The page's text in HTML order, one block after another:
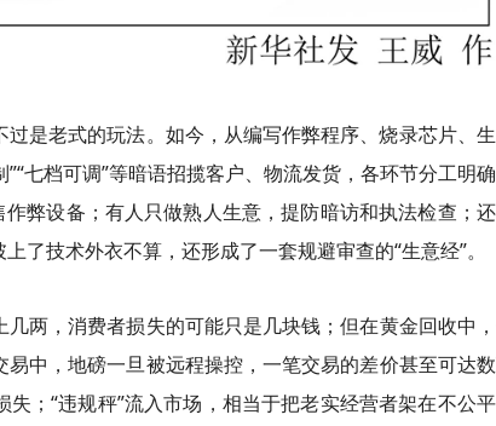
是老式的玩法。如今，从编写作弊程序、烧录芯片、
七档可调”等暗语招揽客户、物流发货，各环节分工明确
弊设备；有人只做熟人生意，提防暗访和执法检查；
了技术外衣不算，还形成了一套规避审查的“生意经”。
两，消费者损失的可能只是几块钱；但在黄金回收中
中，地磅一旦被远程操控，一笔交易的差价甚至可达
；“违规秤”流入市场，相当于把老实经营者架在不公